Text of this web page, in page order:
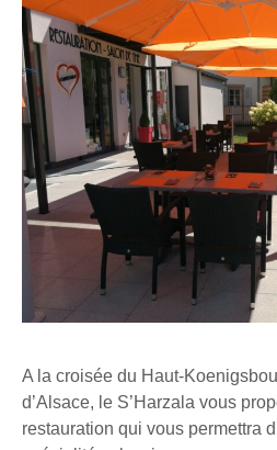
A la croisée du Haut-
d’Alsace, le S’Harzala vous
restauration qui vous permettra